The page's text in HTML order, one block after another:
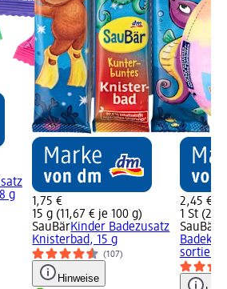
g
1,75 €
15 g (11,67 € je 100 g)
SauBärKinder Badezusatz
Knisterbad, 15 g
(107)
Hinweise
2,45 €
1 St
SauBär
sortiert,